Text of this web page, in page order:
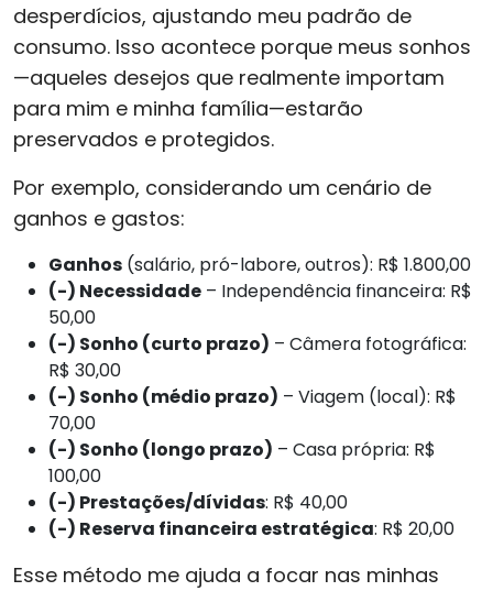
desperdícios, ajustando meu padrão de
consumo. Isso acontece porque meus sonhos
—aqueles desejos que realmente importam
para mim e minha família—estarão
preservados e protegidos.
Por exemplo, considerando um cenário de
ganhos e gastos:
Ganhos (salário, pró-labore, outros): R$ 1.800,00
(-) Necessidade – Independência financeira: R$
50,00
(-) Sonho (curto prazo) – Câmera fotográfica:
R$ 30,00
(-) Sonho (médio prazo) – Viagem (local): R$
70,00
(-) Sonho (longo prazo) – Casa própria: R$
100,00
(-) Prestações/dívidas: R$ 40,00
(-) Reserva financeira estratégica: R$ 20,00
Esse método me ajuda a focar nas minhas